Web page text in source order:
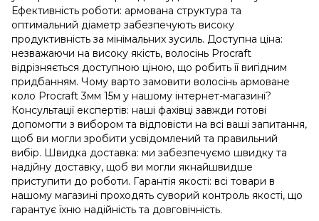
Ефективність роботи: армована структура та
оптимальний діаметр забезпечують високу
продуктивність за мінімальних зусиль. Доступна ціна:
незважаючи на високу якість, волосінь Procraft
відрізняється доступною ціною, що робить її вигідним
придбанням. Чому варто замовити волосінь армоване
коло Procraft 3мм 15м у нашому інтернет-магазині?
Консультації експертів: наші фахівці завжди готові
допомогти з вибором та відповісти на всі ваші запитання,
щоб ви могли зробити усвідомлений та правильний
вибір. Швидка доставка: ми забезпечуємо швидку та
надійну доставку, щоб ви могли якнайшвидше
приступити до роботи. Гарантія якості: всі товари в
нашому магазині проходять суворий контроль якості, що
гарантує їхню надійність та довговічність.